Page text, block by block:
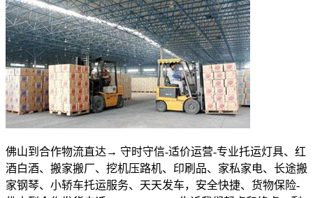
佛山到合作物流直达→ 守时守信-适价运营-专业托运灯具、红
酒白酒、搬家搬厂、挖机压路机、印刷品、家私家电、长途搬
家钢琴、小轿车托运服务、天天发车，安全快捷、货物保险-